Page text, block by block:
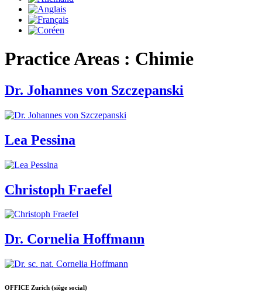
Practice Areas : Chimie
Dr. Johannes von Szczepanski
Lea Pessina
Christoph Fraefel
Dr. Cornelia Hoffmann
OFFICE Zurich (siège social)